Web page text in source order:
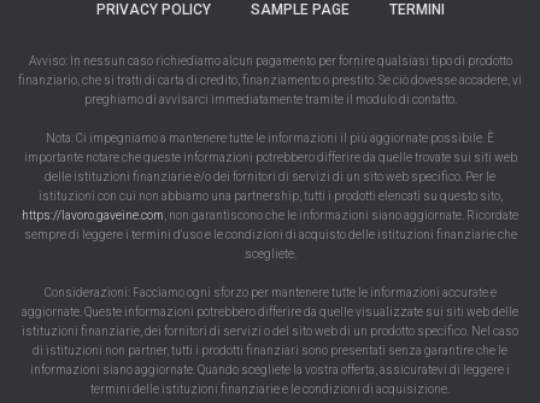
PRIVACY POLICY SAMPLE PAGE TERMINI
Avviso: In nessun caso richiediamo alcun pagamento per fornire qualsiasi tipo di prodotto
finanziario, che si tratti di carta di credito, finanziamento o prestito. Se ciò dovesse accadere, vi
preghiamo di avvisarci immediatamente tramite il modulo di contatto.
Nota: Ci impegniamo a mantenere tutte le informazioni il più aggiornate possibile. È
importante notare che queste informazioni potrebbero differire da quelle trovate sui siti web
delle istituzioni finanziarie e/o dei fornitori di servizi di un sito web specifico. Per le
istituzioni con cui non abbiamo una partnership, tutti i prodotti elencati su questo sito,
https://lavoro.gaveine.com, non garantiscono che le informazioni siano aggiornate. Ricordate
sempre di leggere i termini d'uso e le condizioni di acquisto delle istituzioni finanziarie che
scegliete.
Considerazioni: Facciamo ogni sforzo per mantenere tutte le informazioni accurate e
aggiornate. Queste informazioni potrebbero differire da quelle visualizzate sui siti web delle
istituzioni finanziarie, dei fornitori di servizi o del sito web di un prodotto specifico. Nel caso
di istituzioni non partner, tutti i prodotti finanziari sono presentati senza garantire che le
informazioni siano aggiornate. Quando scegliete la vostra offerta, assicuratevi di leggere i
termini delle istituzioni finanziarie e le condizioni di acquisizione.